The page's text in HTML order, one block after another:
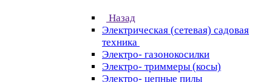
Назад
Электрическая (сетевая) садовая
техника
Электро- газонокосилки
Электро- триммеры (косы)
Электро- цепные пилы